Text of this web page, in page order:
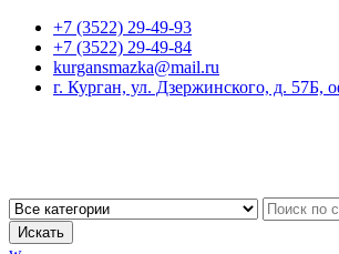
+7 (3522) 29-49-93
+7 (3522) 29-49-84
kurgansmazka@mail.ru
г. Курган, ул. Дзержинского, д. 57Б,
Искать